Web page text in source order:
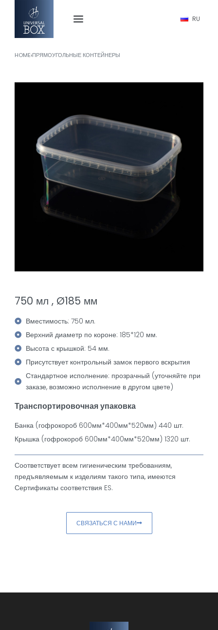
RU
HOME›ПРЯМОУГОЛЬНЫЕ КОНТЕЙНЕРЫ
750 мл , Ø185 мм
Вместимость: 750 мл.
Верхний диаметр по короне: 185*120 мм.
Высота с крышкой: 54 мм.
Присутствует контрольный замок первого вскрытия
Стандартное исполнение: прозрачный (уточняйте при
заказе, возможно исполнение в другом цвете)
Транспортировочная упаковка
Банка (гофрокороб 600мм*400мм*520мм) 440 шт.
Крышка (гофрокороб 600мм*400мм*520мм) 1320 шт.
Соответствует всем гигиеническим требованиям,
предъявляемым к изделиям такого типа, имеются
Сертификаты соответствия ES.
СВЯЗАТЬСЯ С НАМИ